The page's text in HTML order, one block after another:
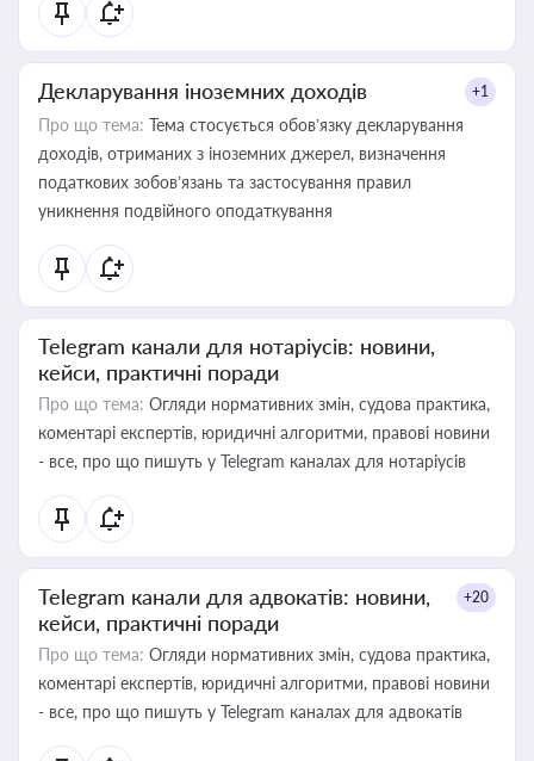
Декларування іноземних доходів +1
Про що тема: Тема стосується обов’язку декларування
доходів, отриманих з іноземних джерел, визначення
податкових зобов’язань та застосування правил
уникнення подвійного оподаткування
Telegram канали для нотаріусів: новини,
кейси, практичні поради
Про що тема: Огляди нормативних змін, судова практика,
коментарі експертів, юридичні алгоритми, правові новини
- все, про що пишуть у Telegram каналах для нотаріусів
Telegram канали для адвокатів: новини,
кейси, практичні поради
+20
Про що тема: Огляди нормативних змін, судова практика,
коментарі експертів, юридичні алгоритми, правові новини
- все, про що пишуть у Telegram каналах для адвокатів